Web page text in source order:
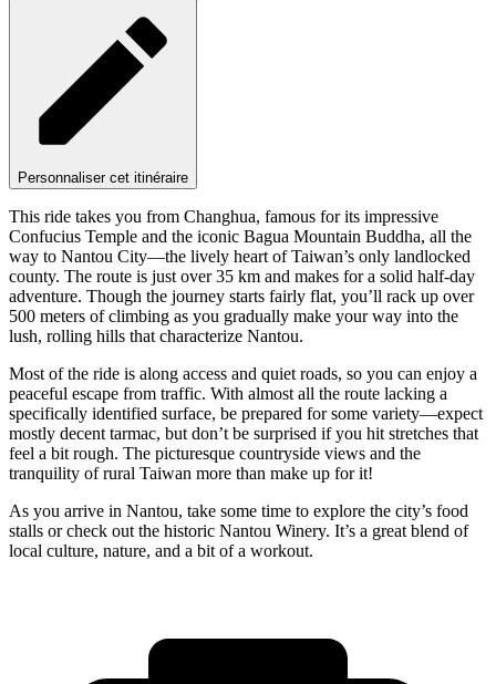
Personnaliser cet itinéraire
This ride takes you from Changhua, famous for its impressive
Confucius Temple and the iconic Bagua Mountain Buddha, all the
way to Nantou City—the lively heart of Taiwan’s only landlocked
county. The route is just over 35 km and makes for a solid half-day
adventure. Though the journey starts fairly flat, you’ll rack up over
500 meters of climbing as you gradually make your way into the
lush, rolling hills that characterize Nantou.
Most of the ride is along access and quiet roads, so you can enjoy a
peaceful escape from traffic. With almost all the route lacking a
specifically identified surface, be prepared for some variety—expect
mostly decent tarmac, but don’t be surprised if you hit stretches that
feel a bit rough. The picturesque countryside views and the
tranquility of rural Taiwan more than make up for it!
As you arrive in Nantou, take some time to explore the city’s food
stalls or check out the historic Nantou Winery. It’s a great blend of
local culture, nature, and a bit of a workout.